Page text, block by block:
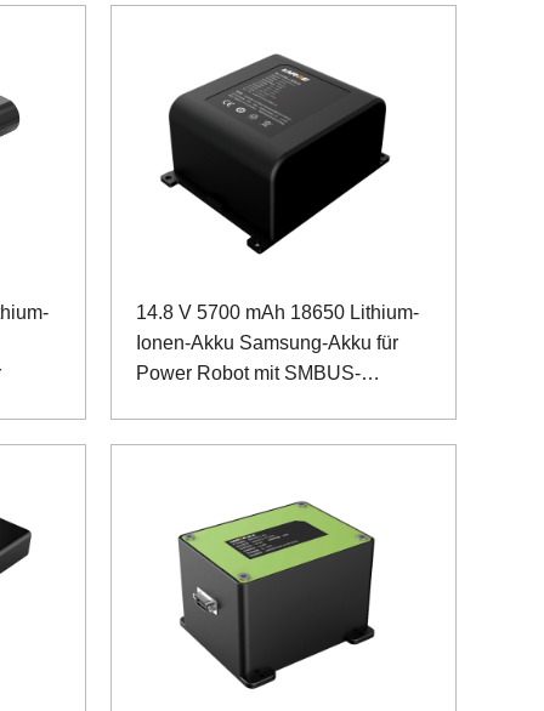
14.8 V 5700 mAh 18650 Lithium-
Ionen-Akku Samsung-Akku für
Power Robot mit SMBUS-